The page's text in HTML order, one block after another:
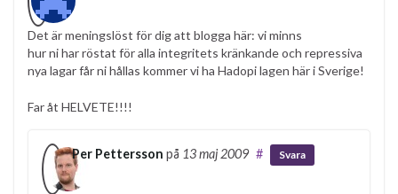
Det är meningslöst för dig att blogga här: vi minns
hur ni har röstat för alla integritets kränkande och repressiva
nya lagar får ni hållas kommer vi ha Hadopi lagen här i Sverige!
Far åt HELVETE!!!!
Per Pettersson på 13 maj 2009 # Svara